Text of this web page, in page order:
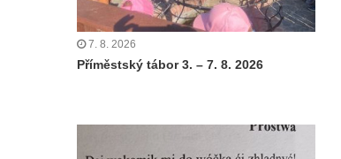
7. 8. 2026
Příměstský tábor 3. – 7. 8. 2026